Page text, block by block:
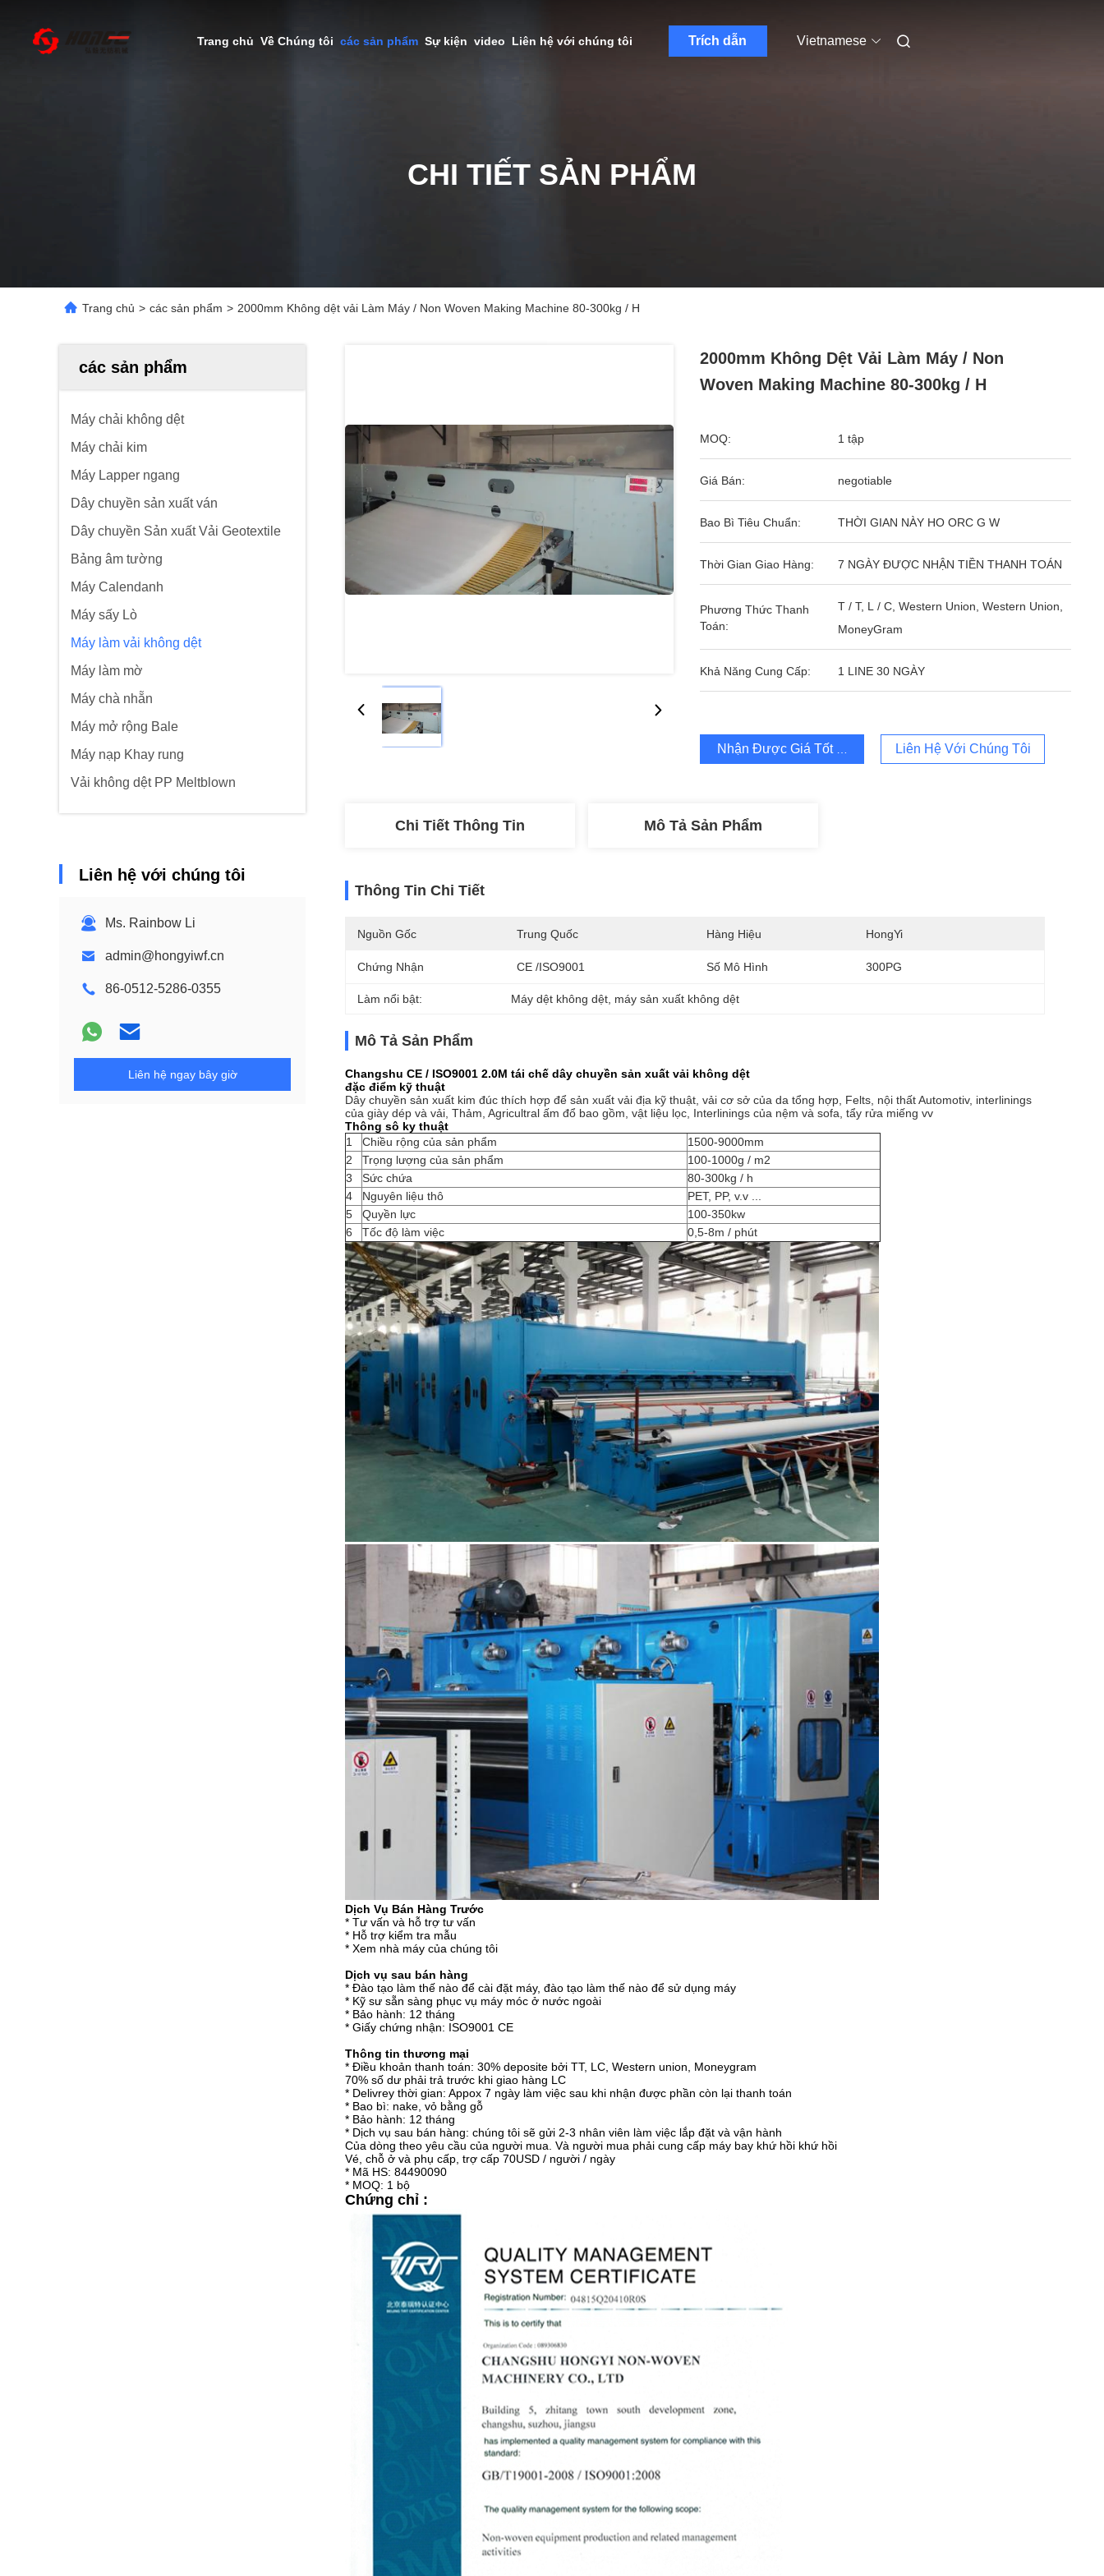
Trang chủ Về Chúng tôi các sản phẩm Sự kiện video Liên hệ với chúng tôi Trích dẫn Vietnamese
CHI TIẾT SẢN PHẨM
Trang chủ > các sản phẩm > 2000mm Không dệt vải Làm Máy / Non Woven Making Machine 80-300kg / H
các sản phẩm
Máy chải không dệt
Máy chải kim
Máy Lapper ngang
Dây chuyền sản xuất ván
Dây chuyền Sản xuất Vải Geotextile
Bảng âm tường
Máy Calendanh
Máy sấy Lò
Máy làm vải không dệt
Máy làm mờ
Máy chà nhẵn
Máy mở rộng Bale
Máy nạp Khay rung
Vải không dệt PP Meltblown
Liên hệ với chúng tôi
Ms. Rainbow Li
admin@hongyiwf.cn
86-0512-5286-0355
Liên hệ ngay bây giờ
2000mm Không Dệt Vải Làm Máy / Non
Woven Making Machine 80-300kg / H
MOQ: 1 tập
Giá Bán: negotiable
Bao Bì Tiêu Chuẩn: THỜI GIAN NÀY HO ORC G W
Thời Gian Giao Hàng: 7 NGÀY ĐƯỢC NHẬN TIỀN THANH TOÁN
Phương Thức Thanh
Toán:
T / T, L / C, Western Union, Western Union,
MoneyGram
Khả Năng Cung Cấp: 1 LINE 30 NGÀY
Nhận Được Giá Tốt Nhất Liên Hệ Với Chúng Tôi
Chi Tiết Thông Tin Mô Tả Sản Phẩm
Thông Tin Chi Tiết
Nguồn Gốc Trung Quốc Hàng Hiệu HongYi
Chứng Nhận CE /ISO9001 Số Mô Hình 300PG
Làm nổi bật: Máy dệt không dệt máy sản xuất không dệt
Mô Tả Sản Phẩm
Changshu CE / ISO9001 2.0M tái chế dây chuyền sản xuất vải không dệt
đặc điểm kỹ thuật
Dây chuyền sản xuất kim đúc thích hợp để sản xuất vải địa kỹ thuật, vải cơ sở của da tổng hợp, Felts, nội thất Automotiv, interlinings
của giày dép và vải, Thảm, Agricultral ấm đổ bao gồm, vật liệu lọc, Interlinings của nệm và sofa, tẩy rửa miếng vv
Thông sô ky thuật
1
Chiều rộng của sản phẩm
1500-9000mm
2
Trọng lượng của sản phẩm
100-1000g / m2
3
Sức chứa
80-300kg / h
4
Nguyên liệu thô
PET, PP, v.v ...
5
Quyền lực
100-350kw
6
Tốc độ làm việc 0,5-8m / phút
Dịch Vụ Bán Hàng Trước
* Tư vấn và hỗ trợ tư vấn
* Hỗ trợ kiểm tra mẫu
* Xem nhà máy của chúng tôi
Dịch vụ sau bán hàng
* Đào tạo làm thế nào để cài đặt máy, đào tạo làm thế nào để sử dụng máy
* Kỹ sư sẵn sàng phục vụ máy móc ở nước ngoài
* Bảo hành: 12 tháng
* Giấy chứng nhận: ISO9001 CE
Thông tin thương mại
* Điều khoản thanh toán: 30% deposite bởi TT, LC, Western union, Moneygram
70% số dư phải trả trước khi giao hàng LC
* Delivrey thời gian: Appox 7 ngày làm việc sau khi nhận được phần còn lại thanh toán
* Bao bì: nake, vỏ bằng gỗ
* Bảo hành: 12 tháng
* Dịch vụ sau bán hàng: chúng tôi sẽ gửi 2-3 nhân viên làm việc lắp đặt và vận hành
Của dòng theo yêu cầu của người mua. Và người mua phải cung cấp máy bay khứ hồi khứ hồi
Vé, chỗ ở và phụ cấp, trợ cấp 70USD / người / ngày
* Mã HS: 84490090
* MOQ: 1 bộ
Chứng chỉ :